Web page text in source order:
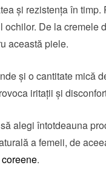
și rezistența în
De la cremele
această piele.
și o cantitate mică
iritații și
alegi întotdeauna
a femeii, de
.